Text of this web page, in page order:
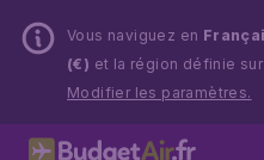
Vous naviguez en
(€) et la région définie
Modifier les paramètres.